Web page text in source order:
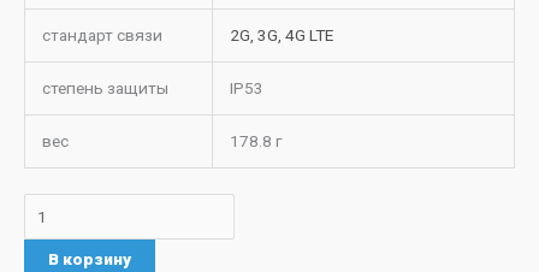
стандарт связи 2G, 3G, 4G LTE
степень защиты IP53
вес 178.8 г
В корзину